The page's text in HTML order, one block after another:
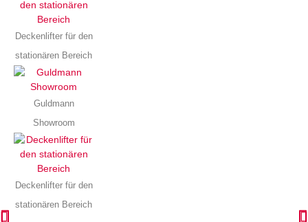
Deckenlifter für den
stationären Bereich
Guldmann
Showroom
Deckenlifter für den
stationären Bereich